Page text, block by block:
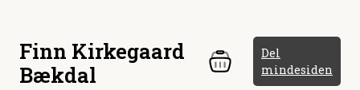
Finn Kirkegaard
Bækdal
Del
mindesiden